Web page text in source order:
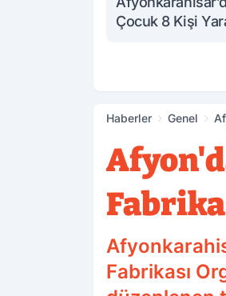
Çocuk 8 Kişi
Haberler Genel
Fabrikası